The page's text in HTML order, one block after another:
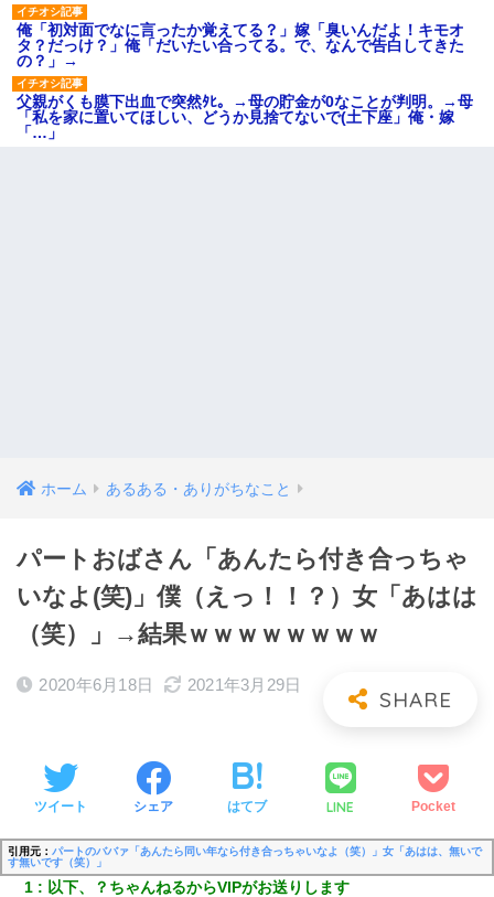
俺「初対面でなに言ったか覚えてる？」嫁「臭いんだよ！キモオ
タ？だっけ？」俺「だいたい合ってる。で、なんで告白してきた
の？」→
父親がくも膜下出血で突然ﾀﾋ。→母の貯金が0なことが判明。→母
「私を家に置いてほしい、どうか見捨てないで(土下座」俺・嫁
「…」
ホーム あるある・ありがちなこと
パートおばさん「あんたら付き合っちゃ
いなよ(笑)」僕（えっ！！？）女「あはは
（笑）」→結果ｗｗｗｗｗｗｗｗ
2020年6月18日 2021年3月29日
ツイート シェア はてブ LINE Pocket
引用元： パートのババァ「あんたら同い年なら付き合っちゃいなよ（笑）」女「あはは、無いで
す無いです（笑）」
1 以下、？ちゃんねるからVIPがお送りします